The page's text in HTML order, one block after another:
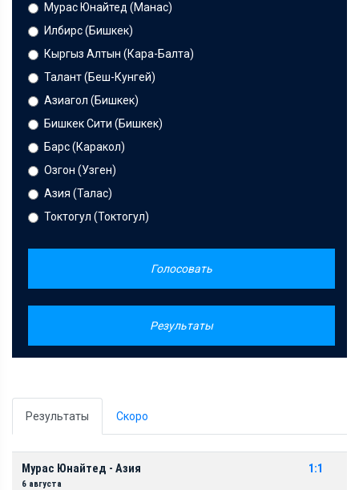
Мурас Юнайтед (Манас)
Илбирс (Бишкек)
Кыргыз Алтын (Кара-Балта)
Талант (Беш-Кунгей)
Азиагол (Бишкек)
Бишкек Сити (Бишкек)
Барс (Каракол)
Озгон (Узген)
Азия (Талас)
Токтогул (Токтогул)
Голосовать
Результаты
Результаты Скоро
Мурас Юнайтед - Азия
6 августа
1:1